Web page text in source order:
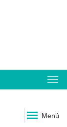
Menú